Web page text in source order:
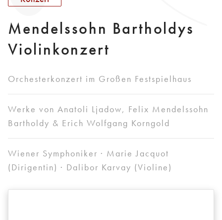
Mendelssohn Bartholdys
Violinkonzert
Orchesterkonzert im Großen Festspielhaus
Werke von Anatoli Ljadow, Felix Mendelssohn
Bartholdy & Erich Wolfgang Korngold
Wiener Symphoniker · Marie Jacquot
(Dirigentin) · Dalibor Karvay (Violine)